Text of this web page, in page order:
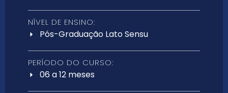
NÍVEL DE ENSINO:
Pós-Graduação Lato Sensu
PERÍODO DO CURSO:
06 a 12 meses